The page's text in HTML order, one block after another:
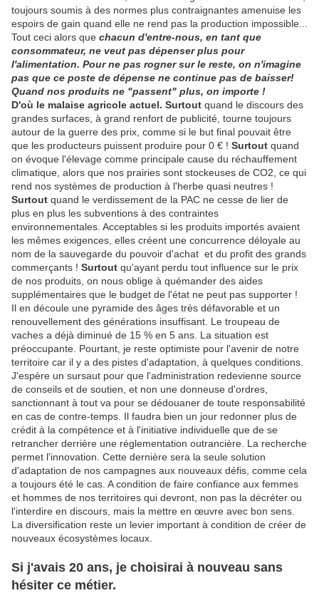
toujours soumis à des normes plus contraignantes amenuise les
espoirs de gain quand elle ne rend pas la production impossible...
Tout ceci alors que chacun d'entre-nous, en tant que
consommateur, ne veut pas dépenser plus pour
l'alimentation. Pour ne pas rogner sur le reste, on n'imagine
pas que ce poste de dépense ne continue pas de baisser!
Quand nos produits ne "passent" plus, on importe !
D'où le malaise agricole actuel. Surtout quand le discours des
grandes surfaces, à grand renfort de publicité, tourne toujours
autour de la guerre des prix, comme si le but final pouvait être
que les producteurs puissent produire pour 0 € ! Surtout quand
on évoque l'élevage comme principale cause du réchauffement
climatique, alors que nos prairies sont stockeuses de CO2, ce qui
rend nos systèmes de production à l'herbe quasi neutres !
Surtout quand le verdissement de la PAC ne cesse de lier de
plus en plus les subventions à des contraintes
environnementales. Acceptables si les produits importés avaient
les mêmes exigences, elles créent une concurrence déloyale au
nom de la sauvegarde du pouvoir d'achat et du profit des grands
commerçants ! Surtout qu'ayant perdu tout influence sur le prix
de nos produits, on nous oblige à quémander des aides
supplémentaires que le budget de l'état ne peut pas supporter !
Il en découle une pyramide des âges très défavorable et un
renouvellement des générations insuffisant. Le troupeau de
vaches a déjà diminué de 15 % en 5 ans. La situation est
préoccupante. Pourtant, je reste optimiste pour l'avenir de notre
territoire car il y a des pistes d'adaptation, à quelques conditions.
J'espère un sursaut pour que l'administration redevienne source
de conseils et de soutien, et non une donneuse d'ordres,
sanctionnant à tout va pour se dédouaner de toute responsabilité
en cas de contre-temps. Il faudra bien un jour redonner plus de
crédit à la compétence et à l'initiative individuelle que de se
retrancher derrière une réglementation outrancière. La recherche
permet l'innovation. Cette dernière sera la seule solution
d'adaptation de nos campagnes aux nouveaux défis, comme cela
a toujours été le cas. A condition de faire confiance aux femmes
et hommes de nos territoires qui devront, non pas la décréter ou
l'interdire en discours, mais la mettre en œuvre avec bon sens.
La diversification reste un levier important à condition de créer de
nouveaux écosystèmes locaux.
Si j'avais 20 ans, je choisirai à nouveau sans
hésiter ce métier.